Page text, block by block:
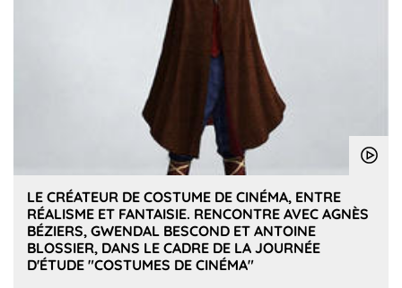
LE CRÉATEUR DE COSTUME DE CINÉMA, ENTRE
RÉALISME ET FANTAISIE. RENCONTRE AVEC AGNÈS
BÉZIERS, GWENDAL BESCOND ET ANTOINE
BLOSSIER, DANS LE CADRE DE LA JOURNÉE
D'ÉTUDE "COSTUMES DE CINÉMA"